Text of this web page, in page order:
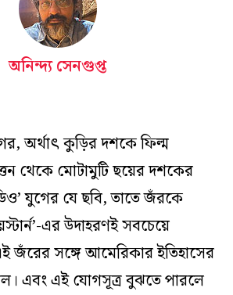
অনিন্দ্য সেনগুপ্ত
অর্থাৎ কুড়ির দশকে ফিল্ম
থেকে মোটামুটি ছয়ের দশকের
’যুগের যে ছবি, তাতে জঁরকে
’-এর উদাহরণই সবচেয়ে
জঁরের সঙ্গে আমেরিকার ইতিহাসের
এবং এই যোগসূত্র বুঝতে পারলে